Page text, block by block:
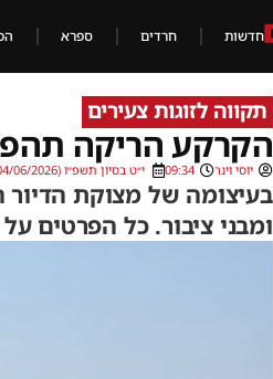
חדשות חרדים ספרא
תקווה לזוגות צעירים
הקרקע הריקה
יוסי וינר 09:34 י״ט בסיון תשפ״ו (04/06/2026)
בעיצומה של מצוקת
ומבני ציבור. כל הפרטים